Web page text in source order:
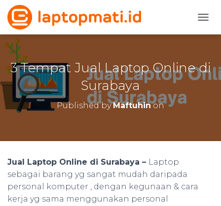
3 Tempat Jual Laptop Online di
Surabaya
Published byMaftuhinon
Jual Laptop Online di Surabaya – Laptop
sebagai barang yg sangat mudah daripada
personal komputer , dengan kegunaan & cara
kerja yg sama menggunakan personal